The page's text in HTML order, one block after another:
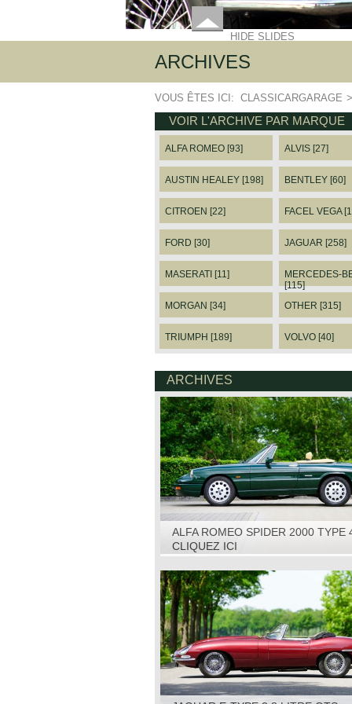
HIDE SLIDES
ARCHIVES
VOUS ÊTES ICI: CLASSICARGARAGE
VOIR L'ARCHIVE PAR MARQUE
ALFA ROMEO [93] ALVIS [27]
AUSTIN HEALEY [198] BENTLEY [60]
CITROEN [22] FACEL VEGA
FORD [30] JAGUAR [258]
MASERATI [11]
MERCEDES-
[115]
MORGAN [34] OTHER [315]
TRIUMPH [189] VOLVO [40]
ARCHIVES
ALFA ROMEO SPIDER 2000 TYPE
1993
CLIQUEZ ICI